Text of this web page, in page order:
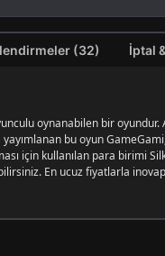
Değerlendirmeler (32) İptal
oynanabilen bir
bu oyun
için kullanılan para birimi
En ucuz fiyatlarla